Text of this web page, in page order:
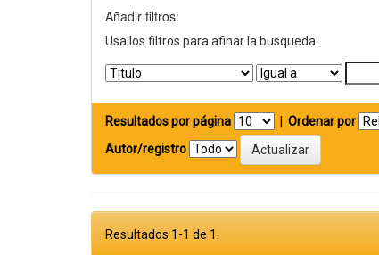
Añadir filtros:
Usa los filtros para afinar la busqueda.
Resultados por página Ordenar por
Autor/registro
Resultados 1-1 de 1.